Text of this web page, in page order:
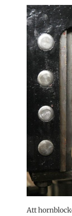
Att